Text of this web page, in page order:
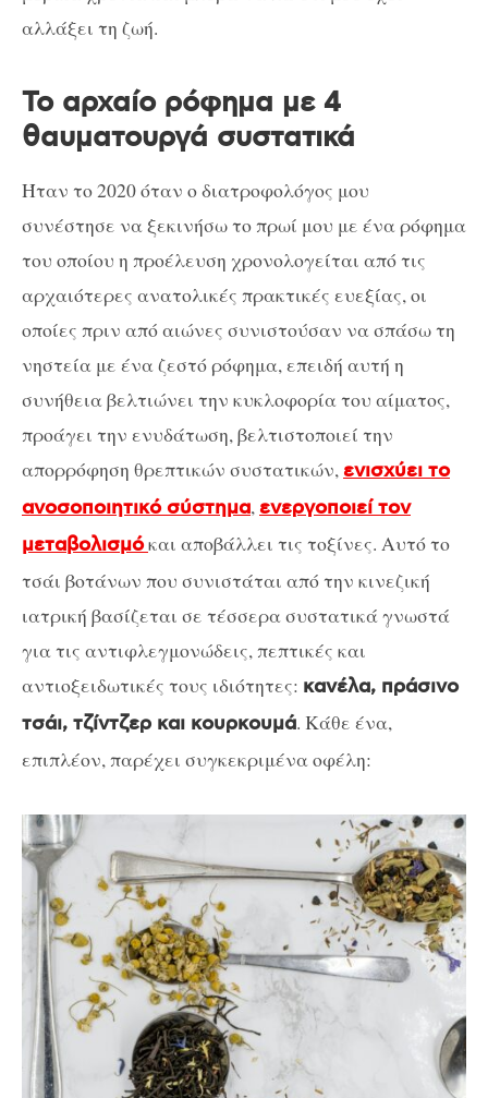
αλλάξει τη ζωή.
Το αρχαίο ρόφημα με 4
θαυματουργά συστατικά
Ήταν το 2020 όταν ο διατροφολόγος μου
συνέστησε να ξεκινήσω το πρωί μου με ένα ρόφημα
του οποίου η προέλευση χρονολογείται από τις
αρχαιότερες ανατολικές πρακτικές ευεξίας, οι
οποίες πριν από αιώνες συνιστούσαν να σπάσω τη
νηστεία με ένα ζεστό ρόφημα, επειδή αυτή η
συνήθεια βελτιώνει την κυκλοφορία του αίματος,
προάγει την ενυδάτωση, βελτιστοποιεί την
απορρόφηση θρεπτικών συστατικών, ενισχύει το
ανοσοποιητικό σύστημα, ενεργοποιεί τον
μεταβολισμόκαι αποβάλλει τις τοξίνες. Αυτό το
τσάι βοτάνων που συνιστάται από την κινεζική
ιατρική βασίζεται σε τέσσερα συστατικά γνωστά
για τις αντιφλεγμονώδεις, πεπτικές και
αντιοξειδωτικές τους ιδιότητες: κανέλα, πράσινο
τσάι, τζίντζερ και κουρκουμά. Κάθε ένα,
επιπλέον, παρέχει συγκεκριμένα οφέλη: